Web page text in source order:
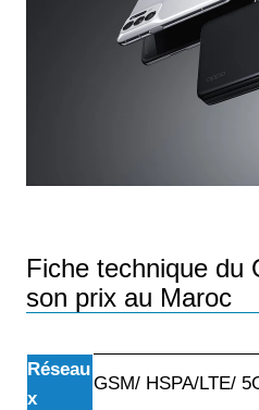
Fiche technique du
son prix au Maroc
Réseau
x
GSM/ HSPA/LTE/